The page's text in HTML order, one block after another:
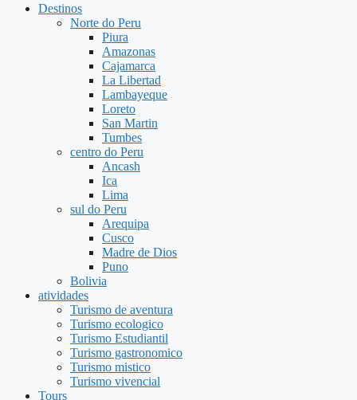
Destinos
Norte do Peru
Piura
Amazonas
Cajamarca
La Libertad
Lambayeque
Loreto
San Martin
Tumbes
centro do Peru
Ancash
Ica
Lima
sul do Peru
Arequipa
Cusco
Madre de Dios
Puno
Bolivia
atividades
Turismo de aventura
Turismo ecologico
Turismo Estudiantil
Turismo gastronomico
Turismo mistico
Turismo vivencial
Tours